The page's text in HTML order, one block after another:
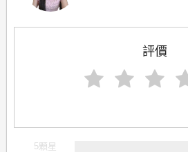
評價
5顆星